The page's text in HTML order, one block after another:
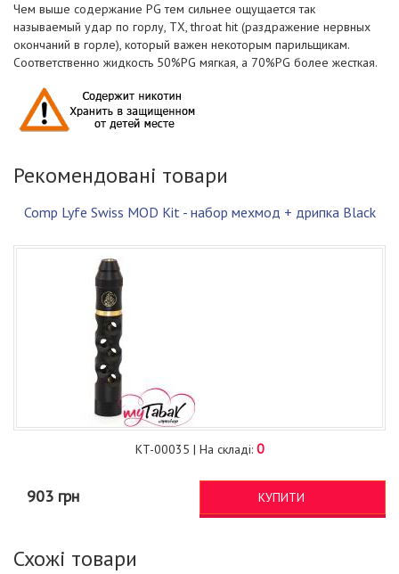
Чем выше содержание PG тем сильнее ощущается так
называемый удар по горлу, ТХ, throat hit (раздражение нервных
окончаний в горле), который важен некоторым парильщикам.
Соответственно жидкость 50%PG мягкая, а 70%PG более жесткая.
Рекомендовані товари
Comp Lyfe Swiss MOD Kit - набор мехмод + дрипка Black
KT-00035 | На складі: 0
903 грн КУПИТИ
Схожі товари